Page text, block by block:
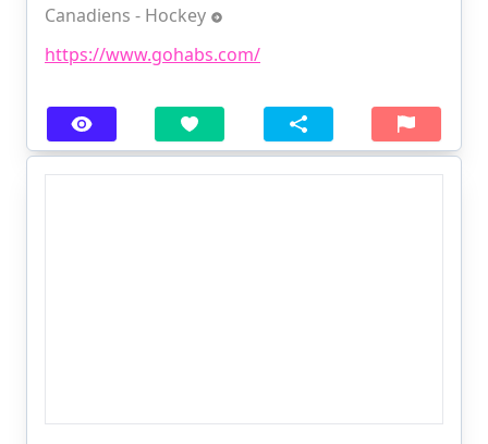
Canadiens - Hockey
https://www.gohabs.com/